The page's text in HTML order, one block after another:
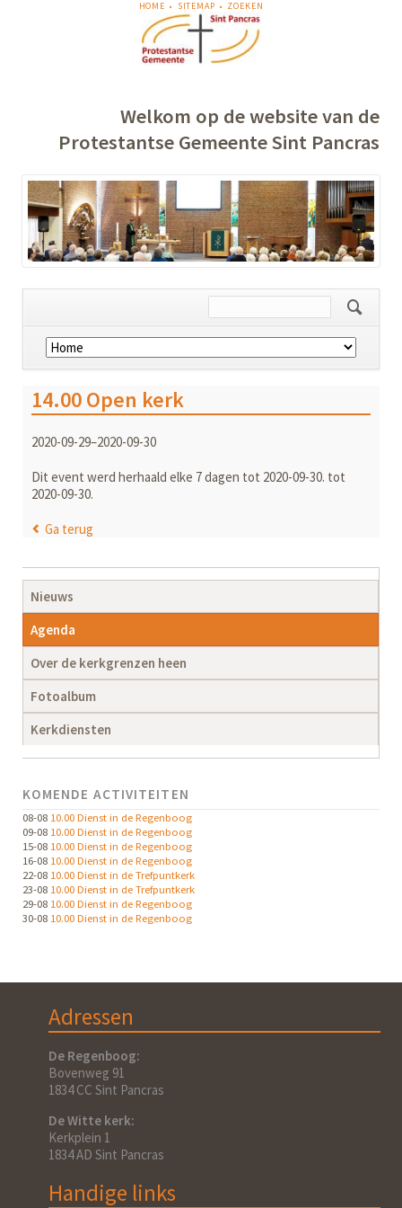
NAVIGATIE
OVERSLAAN
HOME SITEMAP ZOEKEN
Welkom op de website van de
Protestantse Gemeente Sint Pancras
Navigatie
overslaan
14.00 Open kerk
2020-09-29–2020-09-30
Dit event werd herhaald elke 7 dagen tot 2020-09-30. tot
2020-09-30.
Ga terug
Navigatie
overslaan
Nieuws
Agenda
Over de kerkgrenzen heen
Fotoalbum
Kerkdiensten
KOMENDE ACTIVITEITEN
08-08 10.00 Dienst in de Regenboog
09-08 10.00 Dienst in de Regenboog
15-08 10.00 Dienst in de Regenboog
16-08 10.00 Dienst in de Regenboog
22-08 10.00 Dienst in de Trefpuntkerk
23-08 10.00 Dienst in de Trefpuntkerk
29-08 10.00 Dienst in de Regenboog
30-08 10.00 Dienst in de Regenboog
Adressen
De Regenboog:
Bovenweg 91
1834 CC Sint Pancras
De Witte kerk:
Kerkplein 1
1834 AD Sint Pancras
Handige links